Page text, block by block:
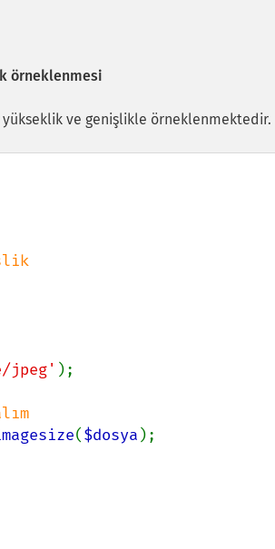
örneklenmesi
ve genişlikle örneklenmektedir.
jpeg' );
($dosya );